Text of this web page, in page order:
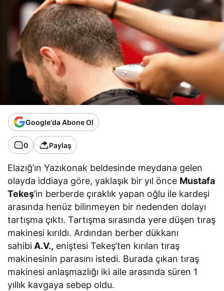
Google'da Abone Ol
0 Paylaş
Elazığ’ın Yazıkonak beldesinde meydana gelen
olayda iddiaya göre, yaklaşık bir yıl önce Mustafa
Tekeş’in berberde çıraklık yapan oğlu ile kardeşi
arasında henüz bilinmeyen bir nedenden dolayı
tartışma çıktı. Tartışma sırasında yere düşen tıraş
makinesi kırıldı. Ardından berber dükkanı
sahibiA.V., eniştesi Tekeş’ten kırılan tıraş
makinesinin parasını istedi. Burada çıkan tıraş
makinesi anlaşmazlığı iki aile arasında süren 1
yıllık kavgaya sebep oldu.